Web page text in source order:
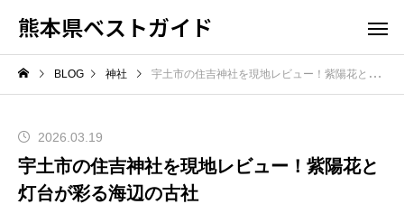
熊本県ベストガイド
BLOG 神社 宇土市の住吉神社を現地レビュー！紫陽花と灯台が彩る海辺の古社
2026.03.19
宇土市の住吉神社を現地レビュー！紫陽花と
灯台が彩る海辺の古社